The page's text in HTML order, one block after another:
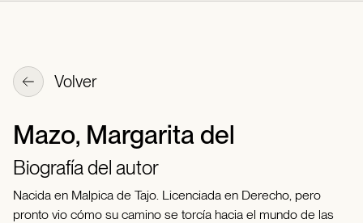
Volver
Mazo, Margarita del
Biografía del autor
Nacida en Malpica de Tajo. Licenciada en Derecho, pero
pronto vio cómo su camino se torcía hacia el mundo de las